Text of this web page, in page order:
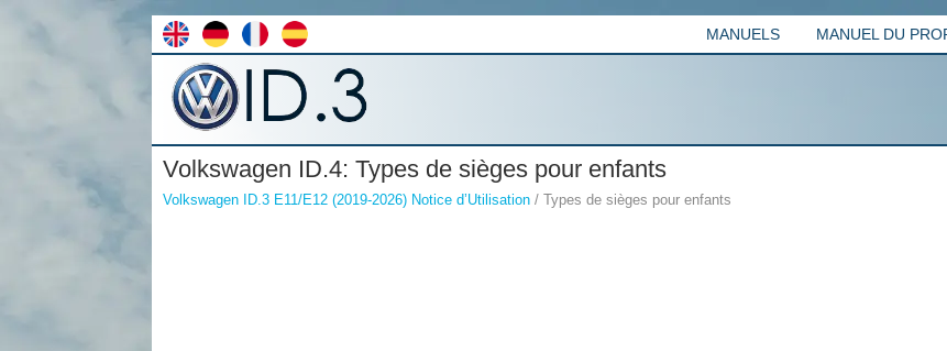
MANUELS MANUEL DU
Volkswagen ID.4: Types de sièges pour enfants
Volkswagen ID.3 E11/E12 (2019-2026) Notice d’Utilisation / Types de sièges pour enfants